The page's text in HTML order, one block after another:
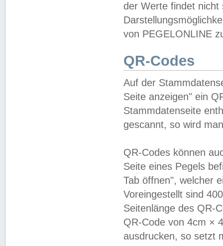
der Werte findet
von PEGELONLINE
QR-Codes
Auf der
Seite anzeigen" ein
Stammdatenseite
gescannt, so wird
QR-Codes können
Seite eines Pegels
Tab öffnen", welcher
Voreingestellt sind
Seitenlänge des QR-
QR-Code von 4cm ×
ausdrucken, so setzt